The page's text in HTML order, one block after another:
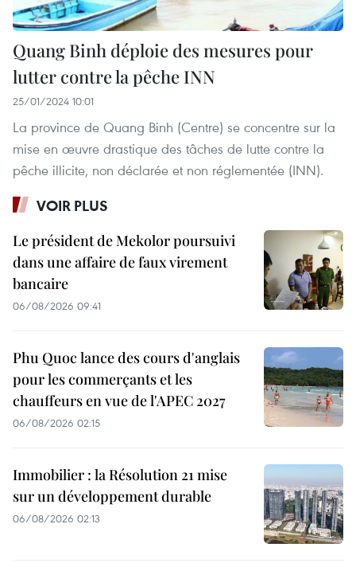
Quang Binh déploie des mesures pour
lutter contre la pêche INN
25/01/2024 10:01
La province de Quang Binh (Centre) se concentre sur la
mise en œuvre drastique des tâches de lutte contre la
pêche illicite, non déclarée et non réglementée (INN).
VOIR PLUS
Le président de Mekolor poursuivi
dans une affaire de faux virement
bancaire
06/08/2026 09:41
Phu Quoc lance des cours d'anglais
pour les commerçants et les
chauffeurs en vue de l'APEC 2027
06/08/2026 02:15
Immobilier : la Résolution 21 mise
sur un développement durable
06/08/2026 02:13